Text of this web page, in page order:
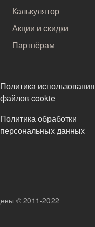
Калькулятор
Акции и скидки
Партнёрам
Политика использования
файлов cookie
Политика обработки
персональных данных
© 2011-2022